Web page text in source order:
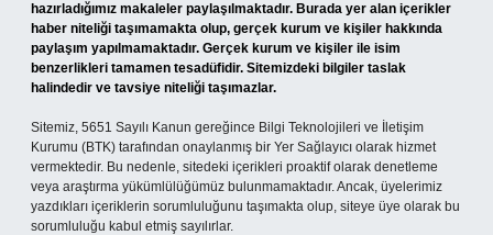
hazırladığımız makaleler paylaşılmaktadır. Burada yer alan içerikler
haber niteliği taşımamakta olup, gerçek kurum ve kişiler hakkında
paylaşım yapılmamaktadır. Gerçek kurum ve kişiler ile isim
benzerlikleri tamamen tesadüfidir. Sitemizdeki bilgiler taslak
halindedir ve tavsiye niteliği taşımazlar.
Sitemiz, 5651 Sayılı Kanun gereğince Bilgi Teknolojileri ve İletişim
Kurumu (BTK) tarafından onaylanmış bir Yer Sağlayıcı olarak hizmet
vermektedir. Bu nedenle, sitedeki içerikleri proaktif olarak denetleme
veya araştırma yükümlülüğümüz bulunmamaktadır. Ancak, üyelerimiz
yazdıkları içeriklerin sorumluluğunu taşımakta olup, siteye üye olarak bu
sorumluluğu kabul etmiş sayılırlar.